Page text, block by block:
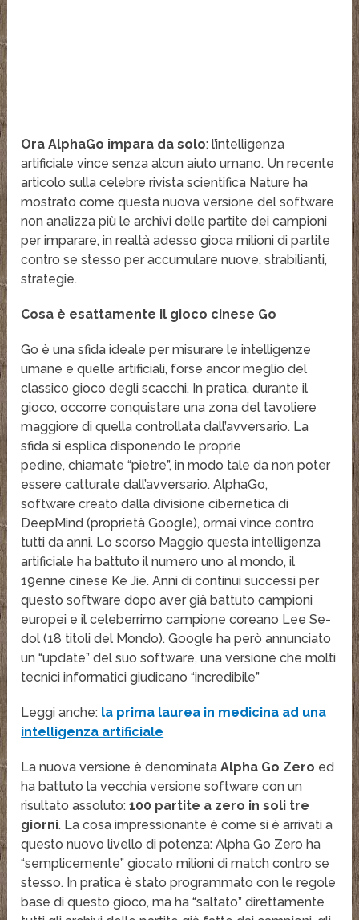
Ora AlphaGo impara da solo: l’intelligenza
artificiale vince senza alcun aiuto umano. Un recente
articolo sulla celebre rivista scientifica Nature ha
mostrato come questa nuova versione del software
non analizza più le archivi delle partite dei campioni
per imparare, in realtà adesso gioca milioni di partite
contro se stesso per accumulare nuove, strabilianti,
strategie.
Cosa è esattamente il gioco cinese Go
Go è una sfida ideale per misurare le intelligenze
umane e quelle artificiali, forse ancor meglio del
classico gioco degli scacchi. In pratica, durante il
gioco, occorre conquistare una zona del tavoliere
maggiore di quella controllata dall’avversario. La
sfida si esplica disponendo le proprie
pedine, chiamate “pietre”, in modo tale da non poter
essere catturate dall’avversario. AlphaGo,
software creato dalla divisione cibernetica di
DeepMind (proprietà Google), ormai vince contro
tutti da anni. Lo scorso Maggio questa intelligenza
artificiale ha battuto il numero uno al mondo, il
19enne cinese Ke Jie. Anni di continui successi per
questo software dopo aver già battuto campioni
europei e il celeberrimo campione coreano Lee Se-
dol (18 titoli del Mondo). Google ha però annunciato
un “update” del suo software, una versione che molti
tecnici informatici giudicano “incredibile”
Leggi anche: la prima laurea in medicina ad una
intelligenza artificiale
La nuova versione è denominataAlpha Go Zero ed
ha battuto la vecchia versione software con un
risultato assoluto:100 partite a zero in soli tre
giorni. La cosa impressionante è come si è arrivati a
questo nuovo livello di potenza: Alpha Go Zero ha
“semplicemente” giocato milioni di match contro se
stesso. In pratica è stato programmato con le regole
base di questo gioco, ma ha “saltato” direttamente